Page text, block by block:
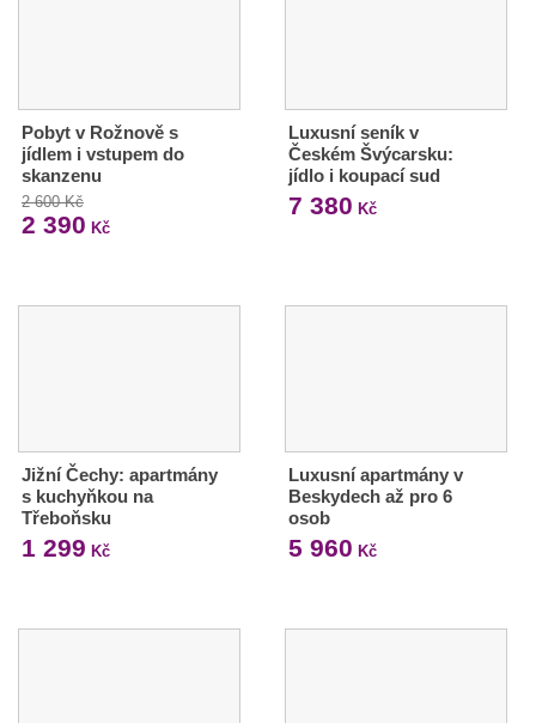
Pobyt v Rožnově s
jídlem i vstupem do
skanzenu
2 600 Kč
2 390 Kč
Luxusní seník v
Českém Švýcarsku:
jídlo i koupací sud
7 380 Kč
Jižní Čechy: apartmány
s kuchyňkou na
Třeboňsku
1 299 Kč
Luxusní apartmány v
Beskydech až pro 6
osob
5 960 Kč